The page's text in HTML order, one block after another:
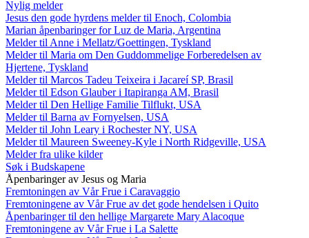
Nylig melder
Jesus den gode hyrdens melder til Enoch, Colombia
Marian åpenbaringer for Luz de Maria, Argentina
Melder til Anne i Mellatz/Goettingen, Tyskland
Melder til Maria om Den Guddommelige Forberedelsen av
Hjertene, Tyskland
Melder til Marcos Tadeu Teixeira i Jacareí SP, Brasil
Melder til Edson Glauber i Itapiranga AM, Brasil
Melder til Den Hellige Familie Tilflukt, USA
Melder til Barna av Fornyelsen, USA
Melder til John Leary i Rochester NY, USA
Melder til Maureen Sweeney-Kyle i North Ridgeville, USA
Melder fra ulike kilder
Søk i Budskapene
Åpenbaringer av Jesus og Maria
Fremtoningen av Vår Frue i Caravaggio
Fremtoningene av Vår Frue av det gode hendelsen i Quito
Åpenbaringer til den hellige Margarete Mary Alacoque
Fremtoningene av Vår Frue i La Salette